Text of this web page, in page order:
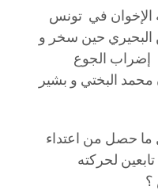
الإخوان في تونس
البحيري حين سخر و
الجوع
محمد البختي و بشير
ما حصل من اعتداء
لحركته
؟